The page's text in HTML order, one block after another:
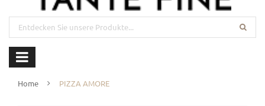
Home PIZZA AMORE